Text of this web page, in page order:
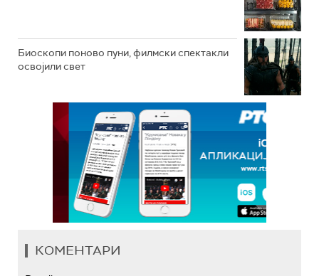
Биоскопи поново пуни, филмски спектакли
освојили свет
КОМЕНТАРИ